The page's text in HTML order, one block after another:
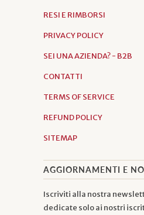
RESI E RIMBORSI
PRIVACY POLICY
SEI UNA AZIENDA? - B2B
CONTATTI
TERMS OF SERVICE
REFUND POLICY
SITEMAP
AGGIORNAMENTI E
Iscriviti alla nostra
dedicate solo ai nostri